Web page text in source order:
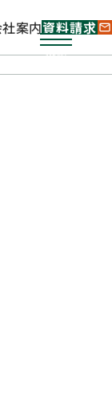
メニューを
MENU
案内資料請求 mail